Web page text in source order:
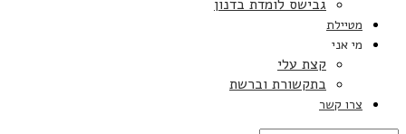
גבישס לומדת בדנון
מטיילת
מי אני
קצת עלי
בתקשורת וברשת
צרו קשר